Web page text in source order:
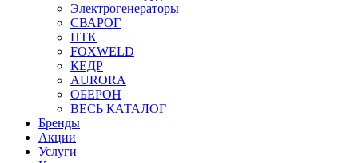
Электрогенераторы
СВАРОГ
ПТК
FOXWELD
КЕДР
AURORA
ОБЕРОН
ВЕСЬ КАТАЛОГ
Бренды
Акции
Услуги